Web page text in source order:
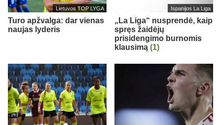
Lietuvos TOP LYGA
Turo apžvalga: dar vienas
naujas lyderis
Ispanijos La Liga
„La Liga“ nusprendė, kaip
spręs žaidėjų
prisidengimo burnomis
klausimą (1)